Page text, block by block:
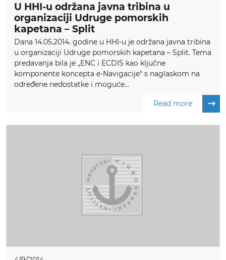
U HHI-u održana javna tribina u
organizaciji Udruge pomorskih
kapetana – Split
Dana 14.05.2014. godine u HHI-u je održana javna tribina
u organizaciji Udruge pomorskih kapetana – Split. Tema
predavanja bila je „ENC i ECDIS kao ključne
komponente koncepta e-Navigacije“ s naglaskom na
određene nedostatke i moguće...
Read more